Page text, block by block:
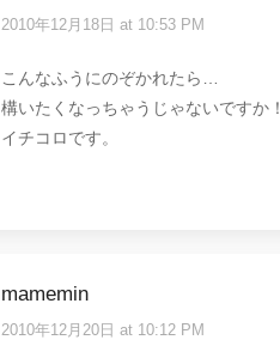
says:
2010年12月18日 at 10:53 PM
こんなふうにのぞかれたら…
構いたくなっちゃうじゃないですか！
イチコロです。
mamemin
says:
2010年12月20日 at 10:12 PM